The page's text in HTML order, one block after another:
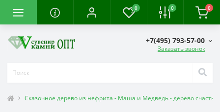
0 0 0
+7(495) 793-57-00
Заказать звонок
Сказочное дерево из нефрита - Маша и Медведь - дерево счастья